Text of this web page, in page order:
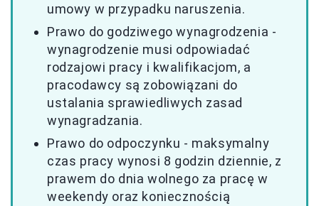
umowy w przypadku naruszenia.
Prawo do godziwego wynagrodzenia -
wynagrodzenie musi odpowiadać
rodzajowi pracy i kwalifikacjom, a
pracodawcy są zobowiązani do
ustalania sprawiedliwych zasad
wynagradzania.
Prawo do odpoczynku - maksymalny
czas pracy wynosi 8 godzin dziennie, z
prawem do dnia wolnego za pracę w
weekendy oraz koniecznością